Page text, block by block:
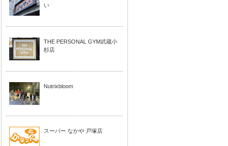
い
THE PERSONAL GYM武蔵小
杉店
Nutrixbloom
スーパー なかや 戸塚店